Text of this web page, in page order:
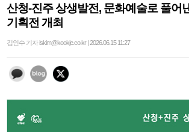
산청-진주 상생발전, 문화예술로 풀어
기획전 개최
김인수 기자 iskim@kookje.co.kr | 2026.06.15 11:27